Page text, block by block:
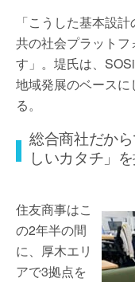
「こうした基本設
共の社会プラット
す」。堤氏は、
地域発展のベース
る。
総合商社だか
しいカタチ」
住友商事はこ
の2年半の間
に、厚木エリ
アで3拠点を